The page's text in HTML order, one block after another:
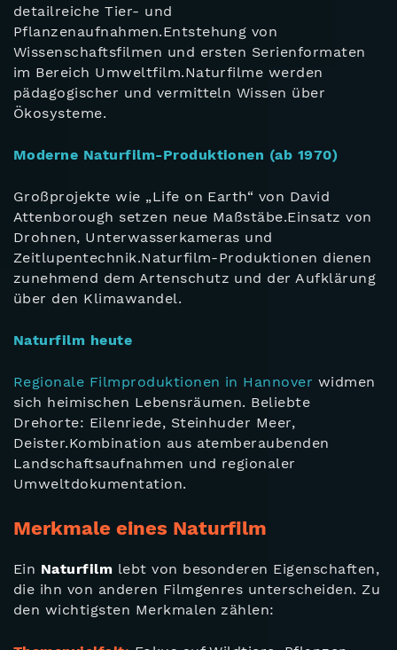
detailreiche Tier- und
Pflanzenaufnahmen.Entstehung von
Wissenschaftsfilmen und ersten Serienformaten
im Bereich Umweltfilm.Naturfilme werden
pädagogischer und vermitteln Wissen über
Ökosysteme.
Moderne Naturfilm-Produktionen (ab 1970)
Großprojekte wie „Life on Earth“ von David
Attenborough setzen neue Maßstäbe.Einsatz von
Drohnen, Unterwasserkameras und
Zeitlupentechnik.Naturfilm-Produktionen dienen
zunehmend dem Artenschutz und der Aufklärung
über den Klimawandel.
Naturfilm heute
Regionale Filmproduktionen in Hannover widmen
sich heimischen Lebensräumen. Beliebte
Drehorte: Eilenriede, Steinhuder Meer,
Deister.Kombination aus atemberaubenden
Landschaftsaufnahmen und regionaler
Umweltdokumentation.
Merkmale eines Naturfilm
Ein Naturfilm lebt von besonderen Eigenschaften,
die ihn von anderen Filmgenres unterscheiden. Zu
den wichtigsten Merkmalen zählen: